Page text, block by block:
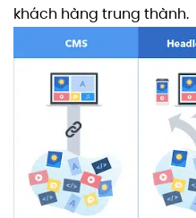
khách hàng trung thành.